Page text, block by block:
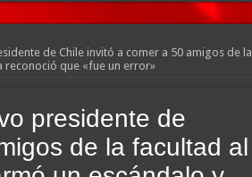
de Chile invitó a comer a 50 amigos de la
reconoció que «fue un error»
presidente de
de la facultad al